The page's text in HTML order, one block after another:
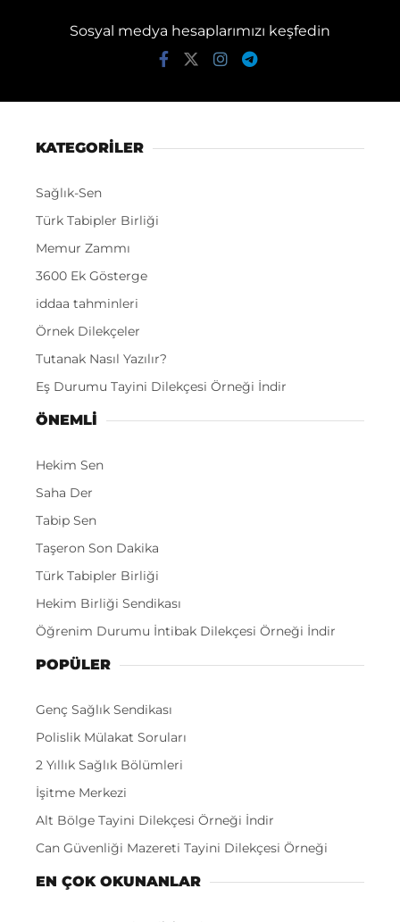
Sosyal medya hesaplarımızı keşfedin
KATEGORİLER
Sağlık-Sen
Türk Tabipler Birliği
Memur Zammı
3600 Ek Gösterge
iddaa tahminleri
Örnek Dilekçeler
Tutanak Nasıl Yazılır?
Eş Durumu Tayini Dilekçesi Örneği İndir
ÖNEMLI
Hekim Sen
Saha Der
Tabip Sen
Taşeron Son Dakika
Türk Tabipler Birliği
Hekim Birliği Sendikası
Öğrenim Durumu İntibak Dilekçesi Örneği İndir
POPÜLER
Genç Sağlık Sendikası
Polislik Mülakat Soruları
2 Yıllık Sağlık Bölümleri
İşitme Merkezi
Alt Bölge Tayini Dilekçesi Örneği İndir
Can Güvenliği Mazereti Tayini Dilekçesi Örneği
EN ÇOK OKUNANLAR